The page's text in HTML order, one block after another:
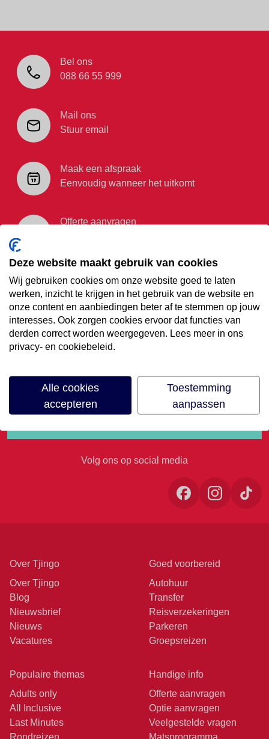
Bel ons
088 66 55 999
Mail ons
Stuur email
Maak een afspraak
Eenvoudig wanneer het uitkomt
Offerte aanvragen
€35,- korting op je
volgende vakantie
Meld je aan voor onze nieuwsbrief
Volg ons op social media
Over Tjingo
Over Tjingo
Blog
Nieuwsbrief
Nieuws
Vacatures
Goed voorbereid
Autohuur
Transfer
Reisverzekeringen
Parkeren
Groepsreizen
Populaire themas
Adults only
All Inclusive
Last Minutes
Rondreizen
Handige info
Offerte aanvragen
Optie aanvragen
Veelgestelde vragen
Matsprogramma
Deze website maakt gebruik van cookies
Wij gebruiken cookies om onze website goed te laten
werken, inzicht te krijgen in het gebruik van de website en
onze content en aanbiedingen beter af te stemmen op jouw
interesses. Ook zorgen cookies ervoor dat functies van
derden correct worden weergegeven. Lees meer in ons
privacy- en cookiebeleid.
Alle cookies
accepteren
Toestemming
aanpassen